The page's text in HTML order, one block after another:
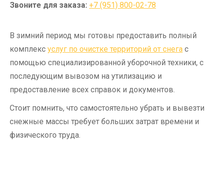
Звоните для заказа: +7 (951) 800-02-78
В зимний период мы готовы предоставить полный
комплекс услуг по очистке территорий от снега с
помощью специализированной уборочной техники, с
последующим вывозом на утилизацию и
предоставление всех справок и документов.
Стоит помнить, что самостоятельно убрать и вывезти
снежные массы требует больших затрат времени и
физического труда.